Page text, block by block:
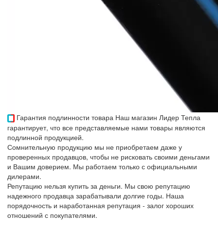
Гарантия подлинности товара Наш магазин Лидер Тепла
гарантирует, что все представляемые нами товары являются
подлинной продукцией.
Сомнительную продукцию мы не приобретаем даже у
проверенных продавцов, чтобы не рисковать своими деньгами
и Вашим доверием. Мы работаем только с официальными
дилерами.
Репутацию нельзя купить за деньги. Мы свою репутацию
надежного продавца зарабатывали долгие годы. Наша
порядочность и наработанная репутация - залог хороших
отношений с покупателями.